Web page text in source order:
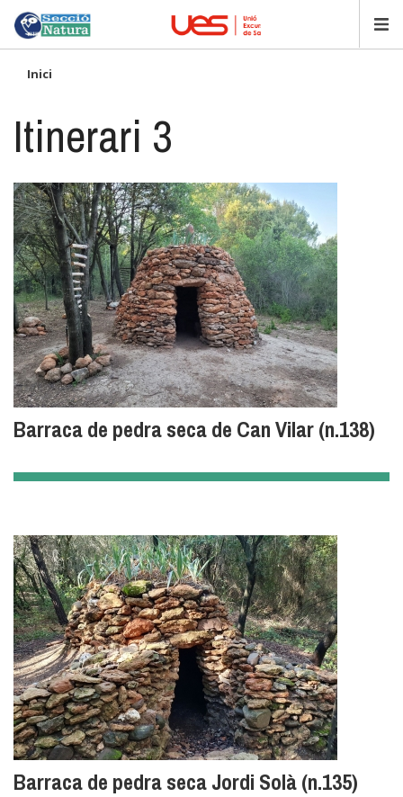
Vés
contingut
Inici
Itinerari 3
Barraca de pedra seca de Can Vilar (n.138)
Barraca de pedra seca Jordi Solà (n.135)